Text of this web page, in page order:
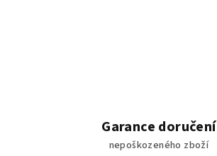
Garance doručení
nepoškozeného zboží